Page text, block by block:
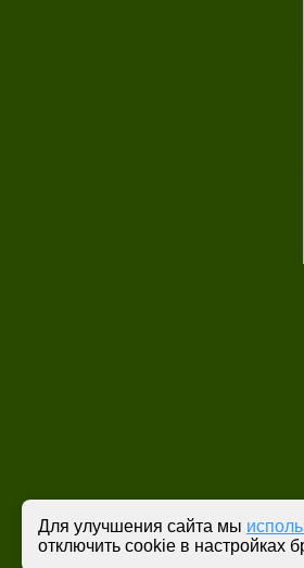
Для улучшения сайта мы
отключить cookie в настройках